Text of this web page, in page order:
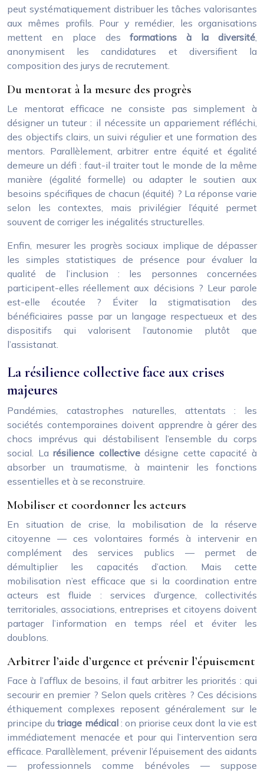
peut systématiquement distribuer les tâches valorisantes
aux mêmes profils. Pour y remédier, les organisations
mettent en place desformations à la diversité,
anonymisent les candidatures et diversifient la
composition des jurys de recrutement.
Du mentorat à la mesure des progrès
Le mentorat efficace ne consiste pas simplement à
désigner un tuteur : il nécessite un appariement réfléchi,
des objectifs clairs, un suivi régulier et une formation des
mentors. Parallèlement, arbitrer entre équité et égalité
demeure un défi : faut-il traiter tout le monde de la même
manière (égalité formelle) ou adapter le soutien aux
besoins spécifiques de chacun (équité) ? La réponse varie
selon les contextes, mais privilégier l’équité permet
souvent de corriger les inégalités structurelles.
Enfin, mesurer les progrès sociaux implique de dépasser
les simples statistiques de présence pour évaluer la
qualité de l’inclusion : les personnes concernées
participent-elles réellement aux décisions ? Leur parole
est-elle écoutée ? Éviter la stigmatisation des
bénéficiaires passe par un langage respectueux et des
dispositifs qui valorisent l’autonomie plutôt que
l’assistanat.
La résilience collective face aux crises
majeures
Pandémies, catastrophes naturelles, attentats : les
sociétés contemporaines doivent apprendre à gérer des
chocs imprévus qui déstabilisent l’ensemble du corps
social. Larésilience collectivedésigne cette capacité à
absorber un traumatisme, à maintenir les fonctions
essentielles et à se reconstruire.
Mobiliser et coordonner les acteurs
En situation de crise, la mobilisation de la réserve
citoyenne — ces volontaires formés à intervenir en
complément des services publics — permet de
démultiplier les capacités d’action. Mais cette
mobilisation n’est efficace que si la coordination entre
acteurs est fluide : services d’urgence, collectivités
territoriales, associations, entreprises et citoyens doivent
partager l’information en temps réel et éviter les
doublons.
Arbitrer l’aide d’urgence et prévenir l’épuisement
Face à l’afflux de besoins, il faut arbitrer les priorités : qui
secourir en premier ? Selon quels critères ? Ces décisions
éthiquement complexes reposent généralement sur le
principe dutriage médical: on priorise ceux dont la vie est
immédiatement menacée et pour qui l’intervention sera
efficace. Parallèlement, prévenir l’épuisement des aidants
— professionnels comme bénévoles — suppose